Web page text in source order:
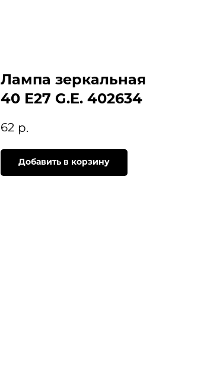
Лампа зеркальная
40 Е27 G.E. 402634
62 р.
Добавить в корзину